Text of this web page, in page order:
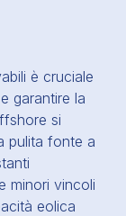
è cruciale
garantire la
si
pulita fonte a
minori vincoli
eolica